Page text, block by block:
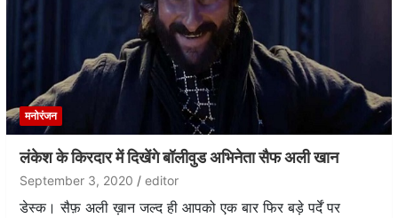
मनोरंजन
लंकेश के किरदार में दिखेंगे बॉलीवुड अभिनेता सैफ अली खान
September 3, 2020 editor
डेस्क। सैफ़ अली ख़ान जल्द ही आपको एक बार फिर बड़े पर्दें पर